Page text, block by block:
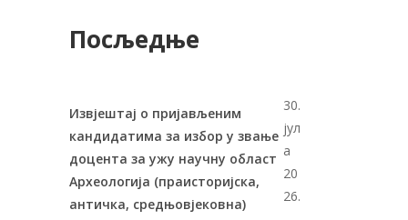
Посљедње
Извјештај о пријављеним
кандидатима за избор у звање
доцента за ужу научну област
Археологија (праисторијска,
античка, средњовјековна)
30.
јул
а
20
26.